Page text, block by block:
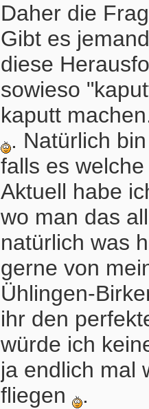
Daher die
Gibt es
diese
sowieso
kaputt
. Natürlich
falls es
Aktuell habe
wo man das
natürlich was
gerne von
Ühlingen-
ihr den
würde ich
ja endlich mal
fliegen
.